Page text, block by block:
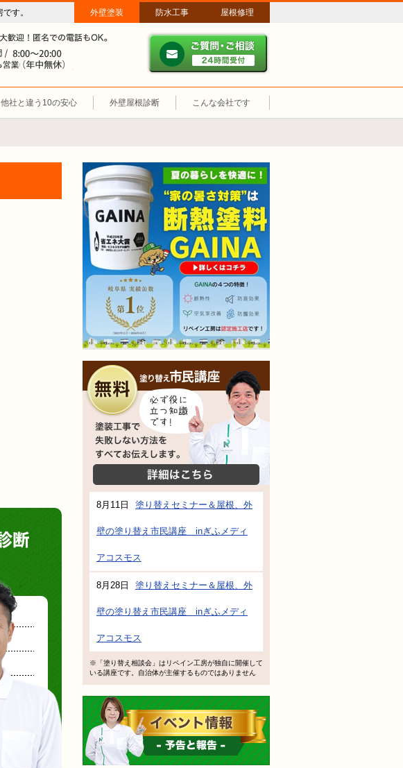
す。 外壁塗装 防水工事 屋根修理
事）
メールやパソコンが苦手な方は、お電話でのご相談も大歓迎！匿名での
35
営業時間：午前8時～午後8時 年中無休、土日祝も営業しています。
他社と違う10の安心 外壁屋根診断 こんな会社です
塗装工事で失敗しない方法をすべてお伝え
8月11日 塗り替えセミナー＆屋根、外
壁の塗り替え市民講座 inぎふメディ
アコスモス
8月28日 塗り替えセミナー＆屋根、外
壁の塗り替え市民講座 inぎふメディ
アコスモス
※「塗り替え相談会」はリペイン工房が独自に開催して
いる講座です。自治体が主催するものではありません
塗装や防水・雨漏り補修のご相談・ご質問・無
小さな塗装工事でもお願いできますか？
相見積もりで検討するけど、いいですか？
概算金額を教えてもらえますか？
など、お気軽にお問い合わせください。